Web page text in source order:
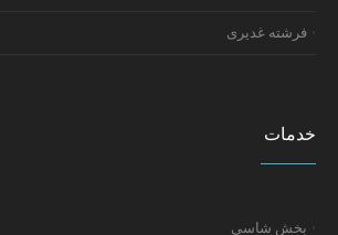
فرشته غدیری
خدمات
بخش شاسی